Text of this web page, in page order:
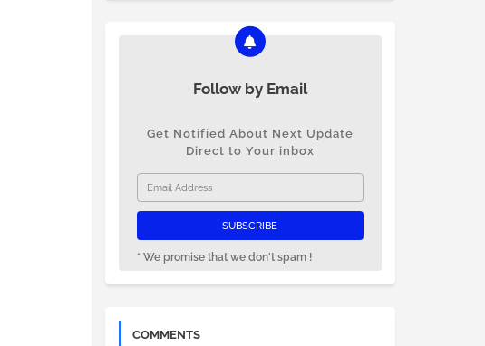
Follow by Email
Get Notified About Next Update
Direct to Your inbox
* We promise that we don't spam !
COMMENTS